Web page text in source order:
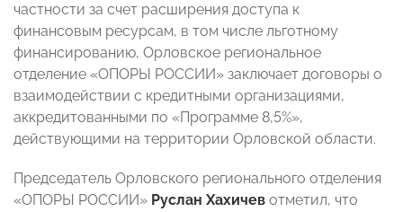
частности за счет расширения доступа к
финансовым ресурсам, в том числе льготному
финансированию, Орловское региональное
отделение «ОПОРЫ РОССИИ» заключает договоры о
взаимодействии с кредитными организациями,
аккредитованными по «Программе 8,5%»,
действующими на территории Орловской области.
Председатель Орловского регионального отделения
«ОПОРЫ РОССИИ» Руслан Хахичев отметил, что